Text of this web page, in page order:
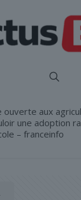
ouverte aux
une adoption
– franceinfo